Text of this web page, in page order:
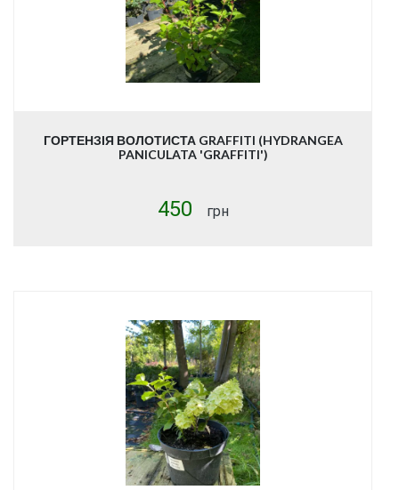
ГОРТЕНЗІЯ ВОЛОТИСТА GRAFFITI (HYDRANGEA
PANICULATA 'GRAFFITI')
450 грн